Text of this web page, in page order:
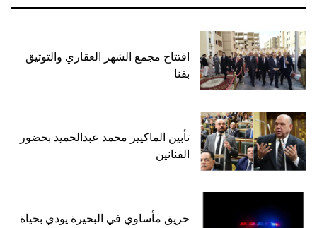
افتتاح مجمع الشهر العقاري والتوثيق
بقنا
تأبين الماكيير محمد عبدالحميد بحضور
الفنانين
حريق مأساوي في البحيرة يودي بحياة